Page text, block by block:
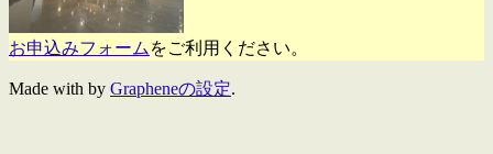
お申込みフォーム をご利用ください。
Made with by Grapheneの設定.